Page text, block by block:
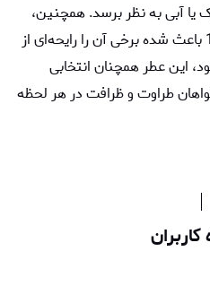
یا آبی به نظر برسد. همچنین،
محبوبیت بالای آن در دهه 1990 باعث شده برخی آن را رایحه‌ای از
این عطر همچنان انتخابی
طراوت و ظرافت در هر لحظه
کاربران